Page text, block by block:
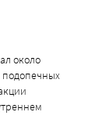
около
подопечных